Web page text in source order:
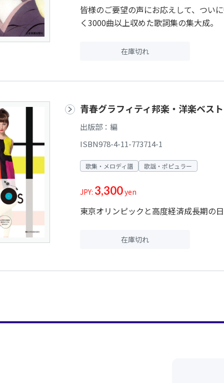
皆様のご要望の声にお応えして、つい
く3000曲以上収めた歌詞集の集大成。
在庫切れ
青春グラフィティ邦楽・洋楽ベス
出版部：編
ISBN978-4-11-773714-1
歌集・メロディ譜 歌謡・ポピュラー
JPY: 3,300yen
東京オリンピックと高度経済成長期の
在庫切れ